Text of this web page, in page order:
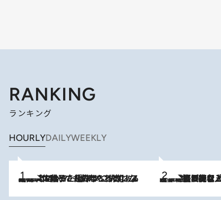
RANKING
ランキング
HOURLYDAILYWEEKLY
2026.8.5
【阿川佐和子さんの年とる力】なぜ70代で始めた趣味は“こんなに楽しい”のか？ ピアノ、俳句…スランプに陥っても続けられる“ある秘訣”とは 2026.8.5
【なぜ吉沢亮は「気配を消せる」のか？】興行収入208億の『国宝』を経て挑むミュージカル『ディア・エヴァン・ハンセン』。トップ俳優が舞台上でさらけ出した“孤独”とは